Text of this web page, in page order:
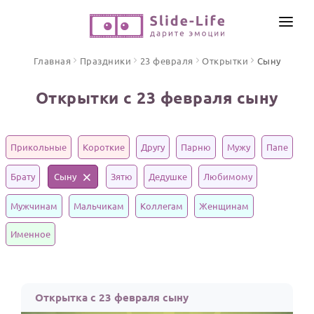
Видео поздравления
Песни поздравления
Открытки
Стихи и тексты
ПРАЗДНИКИ
ИНСТРУМЕНТЫ
ТЕКСТЫ И ИДЕИ
ЦЕНЫ
ОТЗЫВЫ
Главная Праздники 23 февраля Открытки Сыну
Открытки с 23 февраля сыну
Прикольные Короткие Другу Парню Мужу Папе
Брату Сыну Зятю Дедушке Любимому
Мужчинам Мальчикам Коллегам Женщинам
Именное
Открытка с 23 февраля сыну